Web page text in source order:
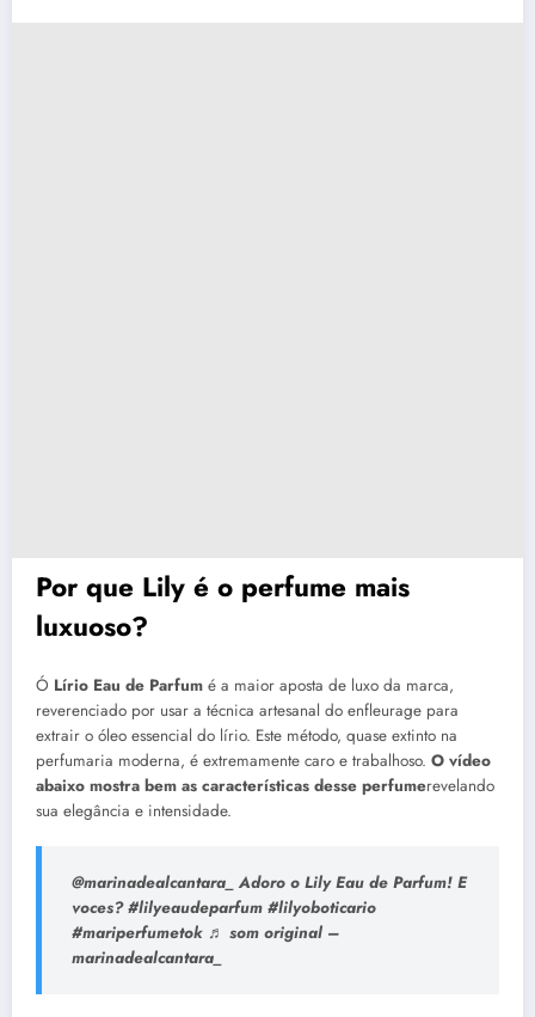
Por que Lily é o perfume mais
luxuoso?
Ó Lírio Eau de Parfum é a maior aposta de luxo da marca,
reverenciado por usar a técnica artesanal do enfleurage para
extrair o óleo essencial do lírio. Este método, quase extinto na
perfumaria moderna, é extremamente caro e trabalhoso. O vídeo
abaixo mostra bem as características desse perfumerevelando
sua elegância e intensidade.
@marinadealcantara_ Adoro o Lily Eau de Parfum! E
voces? #lilyeaudeparfum #lilyoboticario
#mariperfumetok ♬ som original –
marinadealcantara_